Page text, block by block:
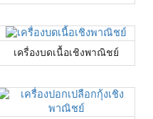
เครื่องบดเนื้อเชิงพาณิชย์